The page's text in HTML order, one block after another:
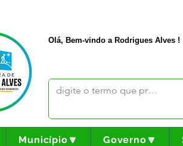
Olá, Bem-vindo a Rodrigues Alves !
Município🔽 Governo🔽